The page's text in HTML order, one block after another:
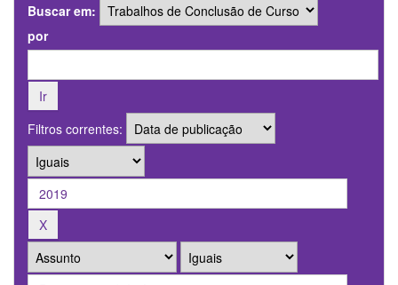
Buscar em:
por
Filtros correntes: